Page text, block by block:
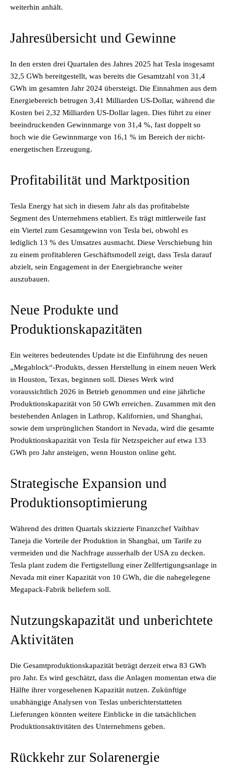
weiterhin anhält.
Jahresübersicht und Gewinne
In den ersten drei Quartalen des Jahres 2025 hat Tesla insgesamt
32,5 GWh bereitgestellt, was bereits die Gesamtzahl von 31,4
GWh im gesamten Jahr 2024 übersteigt. Die Einnahmen aus dem
Energiebereich betrugen 3,41 Milliarden US-Dollar, während die
Kosten bei 2,32 Milliarden US-Dollar lagen. Dies führt zu einer
beeindruckenden Gewinnmarge von 31,4 %, fast doppelt so
hoch wie die Gewinnmarge von 16,1 % im Bereich der nicht-
energetischen Erzeugung.
Profitabilität und Marktposition
Tesla Energy hat sich in diesem Jahr als das profitabelste
Segment des Unternehmens etabliert. Es trägt mittlerweile fast
ein Viertel zum Gesamtgewinn von Tesla bei, obwohl es
lediglich 13 % des Umsatzes ausmacht. Diese Verschiebung hin
zu einem profitableren Geschäftsmodell zeigt, dass Tesla darauf
abzielt, sein Engagement in der Energiebranche weiter
auszubauen.
Neue Produkte und
Produktionskapazitäten
Ein weiteres bedeutendes Update ist die Einführung des neuen
„Megablock“-Produkts, dessen Herstellung in einem neuen Werk
in Houston, Texas, beginnen soll. Dieses Werk wird
voraussichtlich 2026 in Betrieb genommen und eine jährliche
Produktionskapazität von 50 GWh erreichen. Zusammen mit den
bestehenden Anlagen in Lathrop, Kalifornien, und Shanghai,
sowie dem ursprünglichen Standort in Nevada, wird die gesamte
Produktionskapazität von Tesla für Netzspeicher auf etwa 133
GWh pro Jahr ansteigen, wenn Houston online geht.
Strategische Expansion und
Produktionsoptimierung
Während des dritten Quartals skizzierte Finanzchef Vaibhav
Taneja die Vorteile der Produktion in Shanghai, um Tarife zu
vermeiden und die Nachfrage ausserhalb der USA zu decken.
Tesla plant zudem die Fertigstellung einer Zellfertigungsanlage in
Nevada mit einer Kapazität von 10 GWh, die die nahegelegene
Megapack-Fabrik beliefern soll.
Nutzungskapazität und unberichtete
Aktivitäten
Die Gesamtproduktionskapazität beträgt derzeit etwa 83 GWh
pro Jahr. Es wird geschätzt, dass die Anlagen momentan etwa die
Hälfte ihrer vorgesehenen Kapazität nutzen. Zukünftige
unabhängige Analysen von Teslas unberichterstatteten
Lieferungen könnten weitere Einblicke in die tatsächlichen
Produktionsaktivitäten des Unternehmens geben.
Rückkehr zur Solarenergie